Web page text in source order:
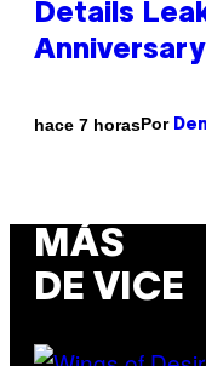
Details
hace 7 horasPor
MÁS
DE VICE